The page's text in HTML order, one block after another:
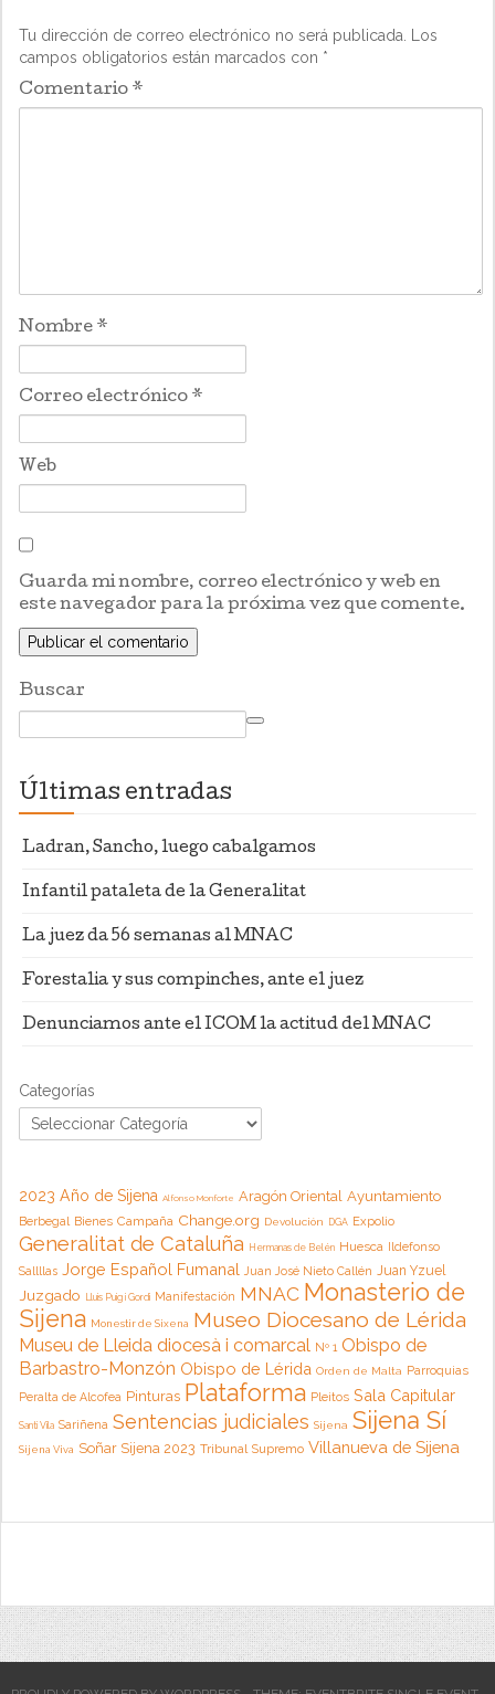
Tu dirección de correo electrónico no será publicada.
Los
campos obligatorios están marcados con *
Comentario *
Nombre *
Correo electrónico *
Web
Guarda mi nombre, correo electrónico y web en
este navegador para la próxima vez que comente.
Buscar
Últimas entradas
Ladran, Sancho, luego cabalgamos
Infantil pataleta de la Generalitat
La juez da 56 semanas al MNAC
Forestalia y sus compinches, ante el juez
Denunciamos ante el ICOM la actitud del MNAC
Categorías
2023 Año de Sijena Alfonso Monforte Aragón Oriental Ayuntamiento
Berbegal Bienes Campaña Change.org Devolución DGA Expolio
Generalitat de Cataluña Hermanas de Belén Huesca Ildefonso
Sallllas Jorge Español Fumanal Juan José Nieto Callén Juan Yzuel
Juzgado Lluis Puig i Gordi Manifestación MNAC Monasterio de
Sijena Monestir de Sixena Museo Diocesano de Lérida
Museu de Lleida diocesà i comarcal Nº 1 Obispo de
Barbastro-Monzón Obispo de Lérida Orden de Malta Parroquias
Peralta de Alcofea Pinturas Plataforma Pleitos Sala Capitular
Santi Vila Sariñena Sentencias judiciales Sijena Sijena Sí
Sijena Viva Soñar Sijena 2023 Tribunal Supremo Villanueva de Sijena